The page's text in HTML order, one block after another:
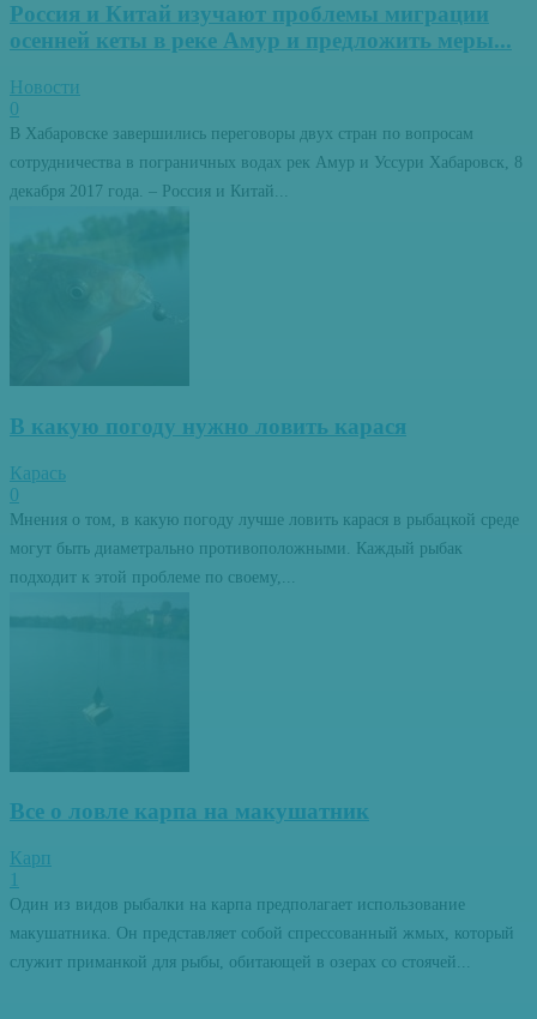
Россия и Китай изучают проблемы миграции
осенней кеты в реке Амур и предложить меры...
Новости
0
В Хабаровске завершились переговоры двух стран по вопросам
сотрудничества в пограничных водах рек Амур и Уссури Хабаровск, 8
декабря 2017 года. – Россия и Китай...
В какую погоду нужно ловить карася
Карась
0
Мнения о том, в какую погоду лучше ловить карася в рыбацкой среде
могут быть диаметрально противоположными. Каждый рыбак
подходит к этой проблеме по своему,...
Все о ловле карпа на макушатник
Карп
1
Один из видов рыбалки на карпа предполагает использование
макушатника. Он представляет собой спрессованный жмых, который
служит приманкой для рыбы, обитающей в озерах со стоячей...